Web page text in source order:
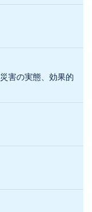
害の実態、効果的